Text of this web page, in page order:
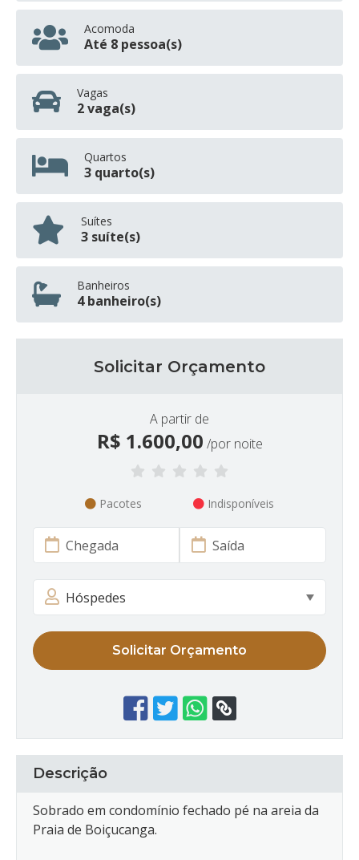
Acomoda
Até 8 pessoa(s)
Vagas
2 vaga(s)
Quartos
3 quarto(s)
Suítes
3 suíte(s)
Banheiros
4 banheiro(s)
Solicitar Orçamento
A partir de
R$ 1.600,00 /por noite
Pacotes Indisponíveis
Solicitar Orçamento
Descrição
Sobrado em condomínio fechado pé na areia da
Praia de Boiçucanga.